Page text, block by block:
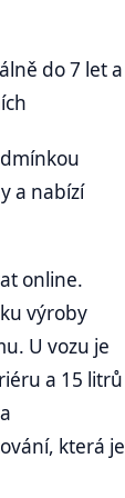
do 7 let a
a nabízí
online.
výroby
U vozu je
a 15 litrů
která je